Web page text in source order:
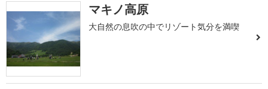
マキノ高原
大自然の息吹の中でリゾート気分を満喫